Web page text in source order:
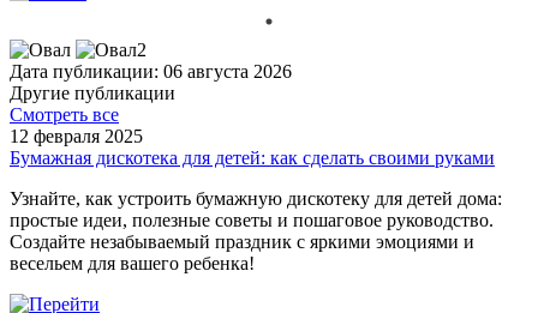
Дата публикации: 06 августа 2026
Другие публикации
Смотреть все
12 февраля 2025
Бумажная дискотека для детей: как сделать своими руками
Узнайте, как устроить бумажную дискотеку для детей дома:
простые идеи, полезные советы и пошаговое руководство.
Создайте незабываемый праздник с яркими эмоциями и
весельем для вашего ребенка!